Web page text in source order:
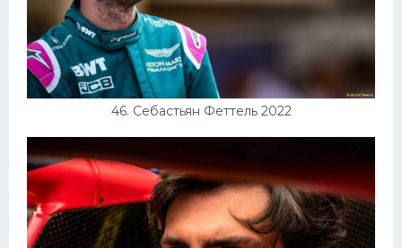
46. Себастьян Феттель 2022